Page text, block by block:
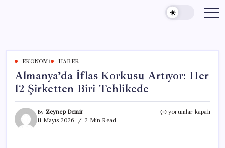
content
EKONOMI HABER
Almanya’da İflas Korkusu Artıyor: Her
12 Şirketten Biri Tehlikede
By Zeynep Demir
11 Mayıs 2026
2 Min Read
Almanya’da
yorumlar kapalı